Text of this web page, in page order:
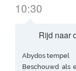
10:30
Rijd naar
Abydos tempel
Beschouwd als